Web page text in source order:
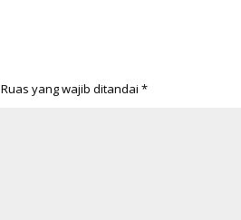
Ruas yang wajib ditandai *